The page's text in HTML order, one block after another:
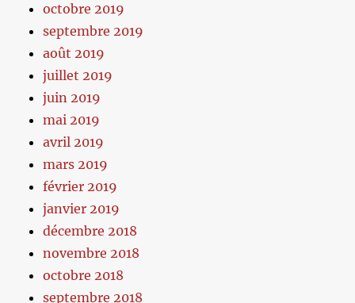
octobre 2019
septembre 2019
août 2019
juillet 2019
juin 2019
mai 2019
avril 2019
mars 2019
février 2019
janvier 2019
décembre 2018
novembre 2018
octobre 2018
septembre 2018